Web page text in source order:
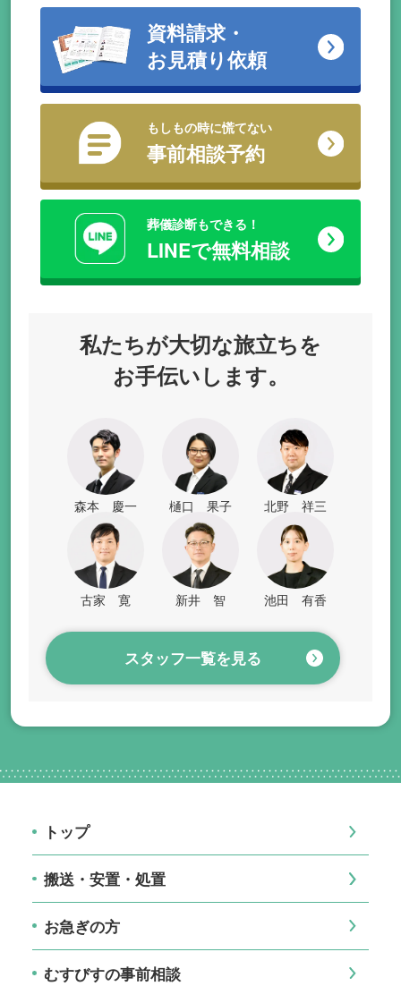
資料請求・
お見積り依頼
もしもの時に慌てない
事前相談予約
葬儀診断もできる！
LINEで無料相談
私たちが大切な旅立ちを
お手伝いします。
森本 慶一 樋口 果子 北野 祥三
古家 寛 新井 智 池田 有香
スタッフ一覧を見る
トップ
搬送・安置・処置
お急ぎの方
むすびすの事前相談